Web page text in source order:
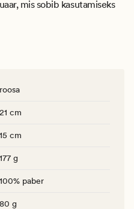
mis sobib kasutamiseks
roosa
21 cm
15 cm
177 g
100% paber
80 g